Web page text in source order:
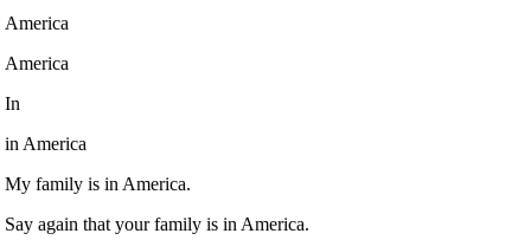
America
America
In
in America
My family is in America.
Say again that your family is in America.